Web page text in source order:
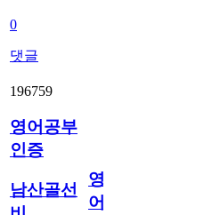
0
댓글
196759
영어공부
인증
남산골선
영
어